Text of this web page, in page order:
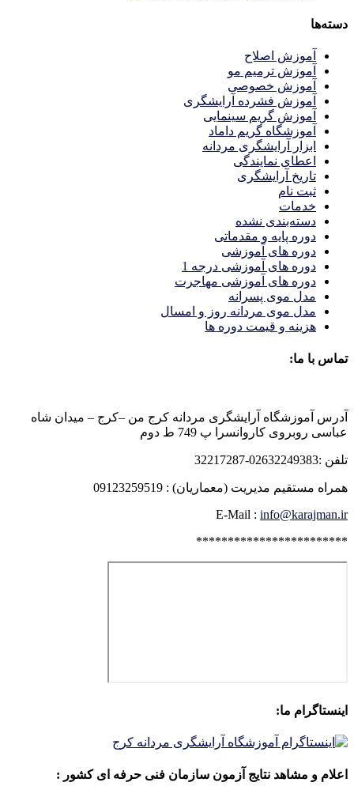
دسته‌ها
آموزش اصلاح
آموزش ترمیم مو
آموزش خصوصی
آموزش فشرده آرایشگری
آموزش گریم سینمایی
آموزشگاه گریم داماد
ابزار آرایشگری مردانه
اعطای نمایندگی
تاریخ آرایشگری
ثبت نام
خدمات
دسته‌بندی نشده
دوره پایه و مقدماتی
دوره های آموزشی
دوره های آموزشی درجه 1
دوره های آموزشی مهاجرت
مدل موی پسرانه
مدل موی مردانه روز و امسال
هزینه و قیمت دوره ها
تماس با ما:
آدرس آموزشگاه آرایشگری مردانه کرج من –کرج – میدان شاه
عباسی روبروی کاروانسرا پ 749 ط دوم
تلفن :02632249383-32217287
همراه مستقیم مدیریت (معماریان) : 09123259519
E-Mail : info@karajman.ir
************************
اینستاگرام ما:
اعلام و مشاهد نتایج آزمون سازمان فنی حرفه ای کشور :